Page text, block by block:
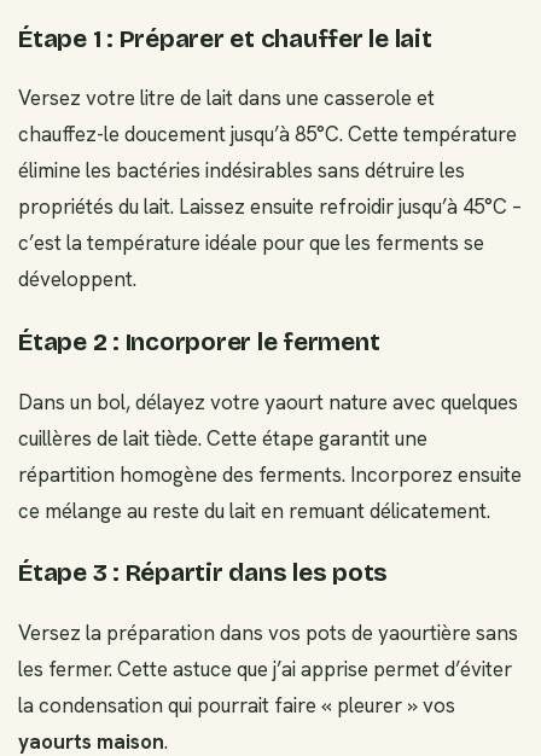
Étape 1 : Préparer et chauffer le lait
Versez votre litre de lait dans une casserole et
chauffez-le doucement jusqu’à 85°C. Cette température
élimine les bactéries indésirables sans détruire les
propriétés du lait. Laissez ensuite refroidir jusqu’à 45°C –
c’est la température idéale pour que les ferments se
développent.
Étape 2 : Incorporer le ferment
Dans un bol, délayez votre yaourt nature avec quelques
cuillères de lait tiède. Cette étape garantit une
répartition homogène des ferments. Incorporez ensuite
ce mélange au reste du lait en remuant délicatement.
Étape 3 : Répartir dans les pots
Versez la préparation dans vos pots de yaourtière sans
les fermer. Cette astuce que j’ai apprise permet d’éviter
la condensation qui pourrait faire « pleurer » vos
yaourts maison.